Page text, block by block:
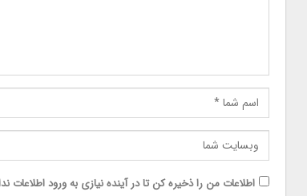
اطلاعات من را ذخیره کن تا در آینده نیازی به ورود اطلاعات